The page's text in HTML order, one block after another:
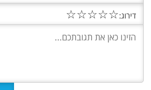
דירוג:☆
☆
☆
☆
☆